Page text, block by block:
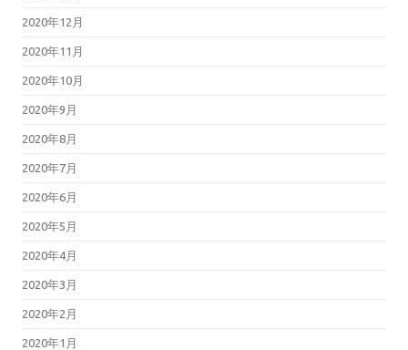
2020年12月
2020年11月
2020年10月
2020年9月
2020年8月
2020年7月
2020年6月
2020年5月
2020年4月
2020年3月
2020年2月
2020年1月